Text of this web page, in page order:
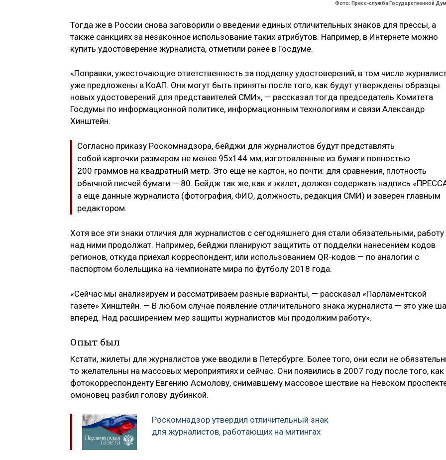
Фото: Пресс-служба Государственной
Тогда же в России снова заговорили о введении единых отличительных знаков для прессы, а
также санкциях за незаконное использование таких атрибутов. Например, в Интернете можно
купить удостоверение журналиста, отметили ранее в Госдуме.
«Поправки, ужесточающие ответственность за подделку удостоверений, в том числе
уже предложены в КоАП. Они могут быть приняты после того, как будут утверждены образцы
новых удостоверений для представителей СМИ», — рассказал тогда председатель Комитета
Госдумы по информационной политике, информационным технологиям и связи Александр
Хинштейн.
Согласно приказу Роскомнадзора, бейджи для журналистов будут представлять
собой карточки размером не менее 95х144 мм, изготовленные из бумаги полностью
200 граммов на квадратный метр. Это ещё не картон, но почти: для сравнения, плотность
обычной писчей бумаги — 80. Бейдж так же, как и жилет, должен содержать надпись
а ещё данные журналиста (фотография, ФИО, должность, редакция СМИ) и заверен главным
редактором.
Хотя все эти знаки отличия для журналистов с сегодняшнего дня стали обязательными, работу
над ними продолжат. Например, бейджи планируют защитить от подделки нанесением кодов
регионов, откуда приехал корреспондент, или использованием QR-кодов — по аналогии с
паспортом болельщика на чемпионате мира по футболу 2018 года.
«Сейчас мы анализируем и рассматриваем разные варианты, — рассказал «Парламентской
газете» Хинштейн. — В любом случае появление отличительного знака журналиста — это уже
вперёд. Над расширением мер защиты журналистов мы продолжим работу».
Опыт был
Кстати, жилеты для журналистов уже вводили в Петербурге. Более того, они если не
то желательны на массовых мероприятиях и сейчас. Они появились в 2007 году после того, как
фотокорреспонденту Евгению Асмолову, снимавшему массовое шествие на Невском
омоновец разбил голову дубинкой.
Роскомнадзор утвердил отличительный знак
для журналистов, работающих на митингах